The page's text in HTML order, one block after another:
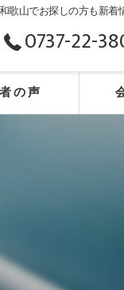
歌山でお探しの方も新
0737-22-
の声